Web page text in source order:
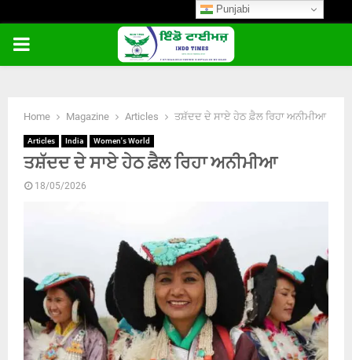
PRIMARY
Home Magazine Articles ਤਸ਼ੱਦਦ ਦੇ ਸਾਏ ਹੇਠ ਫ਼ੈਲ ਰਿਹਾ ਅਨੀਮੀਆ
Articles India Women's World
ਤਸ਼ੱਦਦ ਦੇ ਸਾਏ ਹੇਠ ਫ਼ੈਲ ਰਿਹਾ ਅਨੀਮੀਆ
18/05/2026
Punjabi